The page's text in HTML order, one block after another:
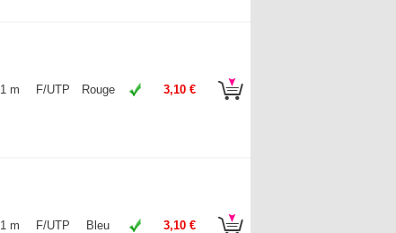
1 m F/UTP Rouge 3,10 €
1 m F/UTP Bleu 3,10 €